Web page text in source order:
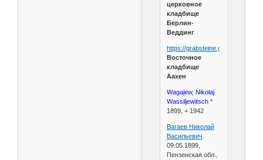
церковное
кладбище
Берлин-
Веддинг
https://grabsteine.genealogy.net/
Восточное
кладбище
Аахен
Wagajew, Nikolaj
Wassiljewitsch *
1899, + 1942
Вагаев Николай
Васильевич
09.05.1899,
Пензенская обл.,